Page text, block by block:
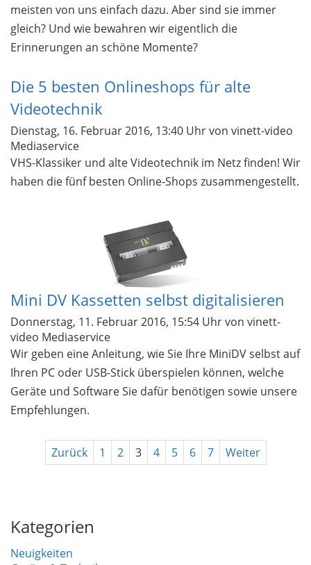
meisten von uns einfach dazu. Aber sind sie immer
gleich? Und wie bewahren wir eigentlich die
Erinnerungen an schöne Momente?
Die 5 besten Onlineshops für alte
Videotechnik
Dienstag, 16. Februar 2016, 13:40 Uhrvon vinett-video
Mediaservice
VHS-Klassiker und alte Videotechnik im Netz finden! Wir
haben die fünf besten Online-Shops zusammengestellt.
Mini DV Kassetten selbst digitalisieren
Donnerstag, 11. Februar 2016, 15:54 Uhrvon vinett-
video Mediaservice
Wir geben eine Anleitung, wie Sie Ihre MiniDV selbst auf
Ihren PC oder USB-Stick überspielen können, welche
Geräte und Software Sie dafür benötigen sowie unsere
Empfehlungen.
Zurück 1 2 3 4 5 6 7 Weiter
Kategorien
Neuigkeiten